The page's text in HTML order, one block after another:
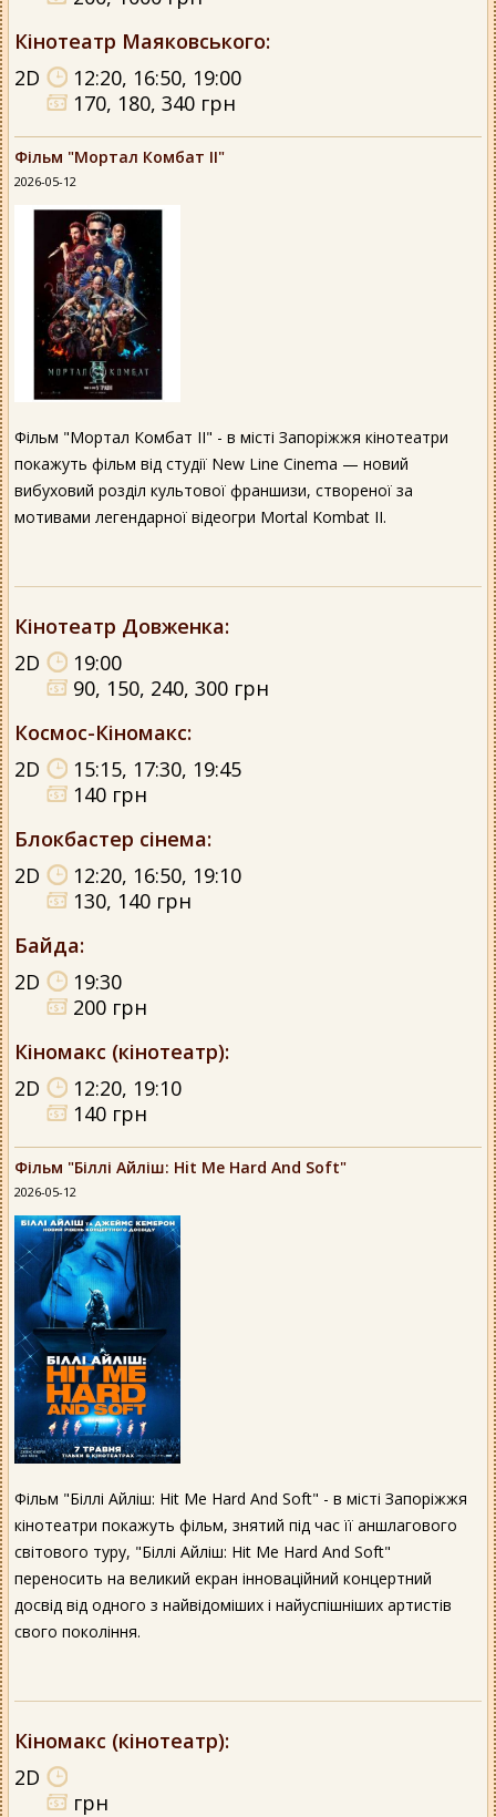
Кінотеатр Маяковського:
2D
12:20, 16:50, 19:00
170, 180, 340 грн
Фільм "Мортал Комбат ІІ"
2026-05-12
Фільм "Мортал Комбат ІІ" - в місті Запоріжжя кінотеатри
покажуть фільм від студії New Line Cinema — новий
вибуховий розділ культової франшизи, створеної за
мотивами легендарної відеогри Mortal Kombat II.
Кінотеатр Довженка:
2D
19:00
90, 150, 240, 300 грн
Космос-Кіномакс:
2D
15:15, 17:30, 19:45
140 грн
Блокбастер сінема:
2D
12:20, 16:50, 19:10
130, 140 грн
Байда:
2D
19:30
200 грн
Кіномакс (кінотеатр):
2D
12:20, 19:10
140 грн
Фільм "Біллі Айліш: Hit Me Hard And Soft"
2026-05-12
Фільм "Біллі Айліш: Hit Me Hard And Soft" - в місті Запоріжжя
кінотеатри покажуть фільм, знятий під час її аншлагового
світового туру, "Біллі Айліш: Hit Me Hard And Soft"
переносить на великий екран інноваційний концертний
досвід від одного з найвідоміших і найуспішніших артистів
свого покоління.
Кіномакс (кінотеатр):
2D
грн